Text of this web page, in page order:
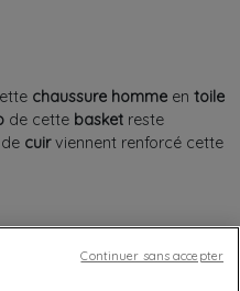
chaussure homme en toile
de cette basket reste
cuirviennent renforcé cette
Continuer sans accepter